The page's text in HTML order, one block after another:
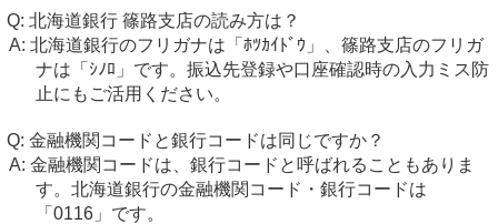
北海道銀行 篠路支店の読み方は？
北海道銀行のフリガナは「ﾎﾂｶｲﾄﾞｳ」、篠路支店のフリガ
ナは「ｼﾉﾛ」です。振込先登録や口座確認時の入力ミス防
止にもご活用ください。
金融機関コードと銀行コードは同じですか？
金融機関コードは、銀行コードと呼ばれることもありま
す。北海道銀行の金融機関コード・銀行コードは
「0116」です。